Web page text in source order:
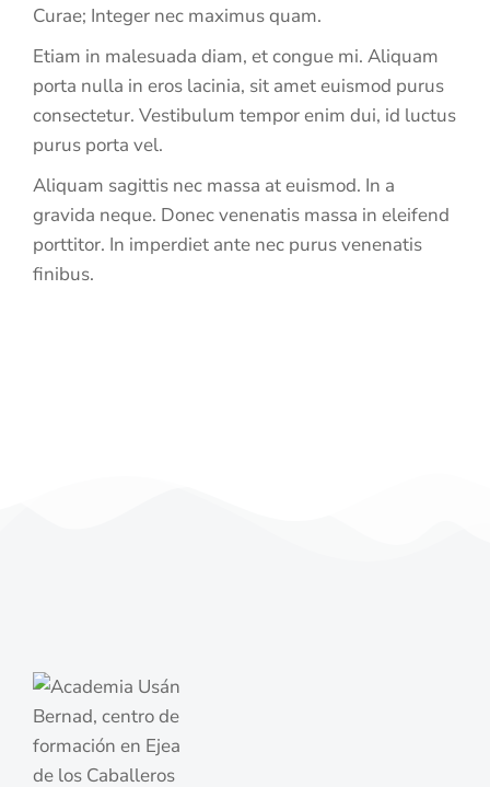
Curae; Integer nec maximus quam.
Etiam in malesuada diam, et congue mi. Aliquam
porta nulla in eros lacinia, sit amet euismod purus
consectetur. Vestibulum tempor enim dui, id luctus
purus porta vel.
Aliquam sagittis nec massa at euismod. In a
gravida neque. Donec venenatis massa in eleifend
porttitor. In imperdiet ante nec purus venenatis
finibus.